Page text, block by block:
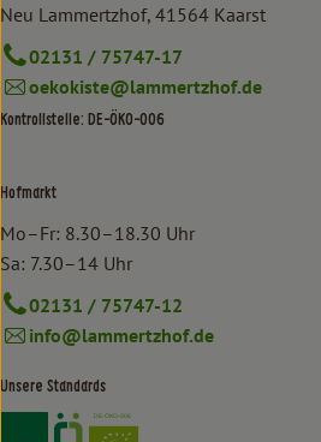
Neu Lammertzhof, 41564 Kaarst
02131 / 75747-17
oekokiste@lammertzhof.de
Kontrollstelle: DE-ÖKO-006
Hofmarkt
Mo–Fr: 8.30–18.30 Uhr
Sa: 7.30–14 Uhr
02131 / 75747-12
info@lammertzhof.de
Unsere Standards
Externer Link zu https://
Externer Link zu https://